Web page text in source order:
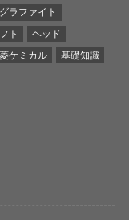
ラファイト
ト
ヘッド
ケミカル
基礎知識